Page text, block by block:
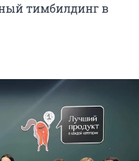
тимбилдинг в